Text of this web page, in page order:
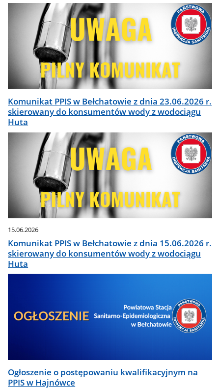
Komunikat PPIS w Bełchatowie z dnia 23.06.2026 r.
skierowany do konsumentów wody z wodociągu
Huta
15.06.2026
Komunikat PPIS w Bełchatowie z dnia 15.06.2026 r.
skierowany do konsumentów wody z wodociągu
Huta
Ogłoszenie o postępowaniu kwalifikacyjnym na
PPIS w Hajnówce